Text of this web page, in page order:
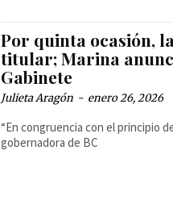
Por quinta ocasión,
titular; Marina
Gabinete
Julieta Aragón - enero 26, 2026
“En congruencia con el principio
gobernadora de BC